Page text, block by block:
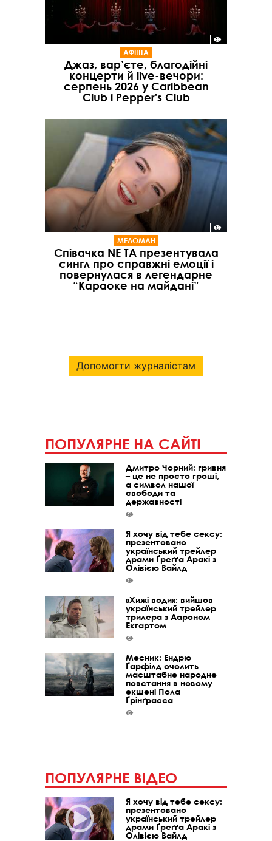
АФІША
Джаз, вар’єте, благодійні
концерти й live-вечори:
серпень 2026 у Caribbean
Club і Pepper's Club
МЕЛОМАН
Співачка NE TA презентувала
сингл про справжні емоції і
повернулася в легендарне
“Караоке на майдані”
Допомогти журналістам
ПОПУЛЯРНЕ НА САЙТІ
Дмитро Чорний: гривня
– це не просто гроші,
а символ нашої
свободи та
державності
Я хочу від тебе сексу:
презентовано
український трейлер
драми Ґреґґа Аракі з
Олівією Вайлд
«Хижі води»: вийшов
український трейлер
трилера з Аароном
Екгартом
Месник: Ендрю
Ґарфілд очолить
масштабне народне
повстання в новому
екшені Пола
Ґрінґрасса
ПОПУЛЯРНЕ ВІДЕО
Я хочу від тебе сексу:
презентовано
український трейлер
драми Ґреґґа Аракі з
Олівією Вайлд